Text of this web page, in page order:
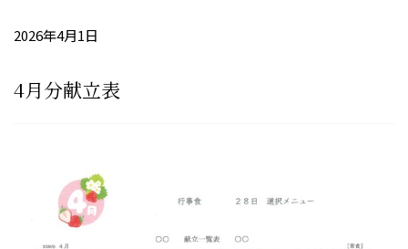
2026年4月1日
4月分献立表